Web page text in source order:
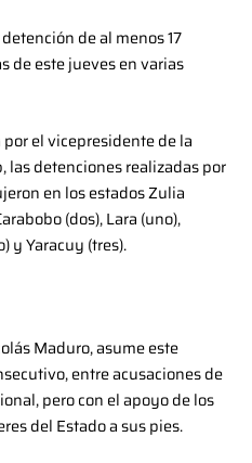
de al menos 17
de este jueves en varias
el vicepresidente de la
las detenciones realizadas por
en los estados Zulia
(dos), Lara (uno),
y Yaracuy (tres).
Maduro, asume este
entre acusaciones de
pero con el apoyo de los
del Estado a sus pies.